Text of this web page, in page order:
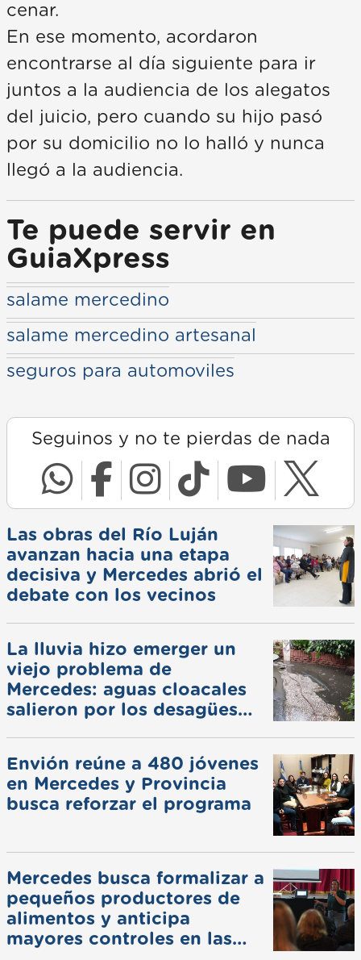
cenar.
En ese momento, acordaron
encontrarse al día siguiente para ir
juntos a la audiencia de los alegatos
del juicio, pero cuando su hijo pasó
por su domicilio no lo halló y nunca
llegó a la audiencia.
Te puede servir en
GuiaXpress
salame mercedino
salame mercedino artesanal
seguros para automoviles
Seguinos y no te pierdas de nada
Las obras del Río Luján
avanzan hacia una etapa
decisiva y Mercedes abrió el
debate con los vecinos
La lluvia hizo emerger un
viejo problema de
Mercedes: aguas cloacales
salieron por los desagües
Envión reúne a 480 jóvenes
en Mercedes y Provincia
busca reforzar el programa
Mercedes busca formalizar a
pequeños productores de
alimentos y anticipa
mayores controles en las